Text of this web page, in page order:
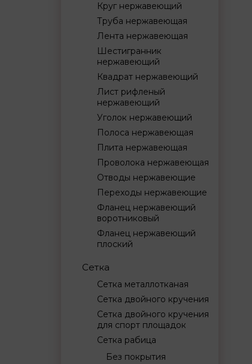
Круг нержавеющий
Труба нержавеющая
Лента нержавеющая
Шестигранник
нержавеющий
Квадрат нержавеющий
Лист рифленый
нержавеющий
Уголок нержавеющий
Полоса нержавеющая
Плита нержавеющая
Проволока нержавеющая
Отводы нержавеющие
Переходы нержавеющие
Фланец нержавеющий
воротниковый
Фланец нержавеющий
плоский
Сетка
Сетка металлотканая
Сетка двойного кручения
Сетка двойного кручения
для спорт площадок
Сетка рабица
Без покрытия